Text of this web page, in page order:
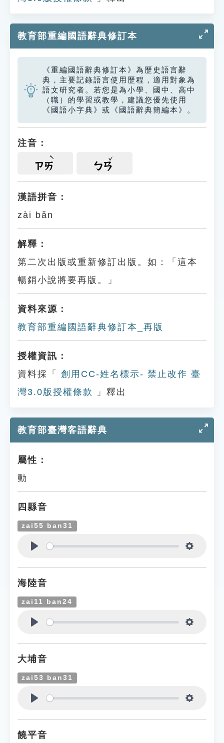
教育部重編國語辭典修訂本
《重編國語辭典修訂本》為歷史語言辭
典，主要記錄語言使用歷程，適用對象為
語文研究者。若您是為小學、國中、高中
（職）的學習或教學，建議您優先使用
《國語小字典》或《國語辭典簡編本》。
注音：
ㄗㄞ ㄅㄢ
漢語拼音：
zài bǎn
解釋：
第二次出版或重新修訂出版。如：「這本
暢銷小說將要再版。」
資料來源：
教育部重編國語辭典修訂本_再版
授權資訊：
資料採「
創用CC-姓名標示- 禁止改作 臺
灣3.0版授權條款
」釋出
教育部臺灣客語辭典
屬性：
動
四縣音
zai55 ban31
海陸音
zai11 ban24
大埔音
zai53 ban31
饒平音